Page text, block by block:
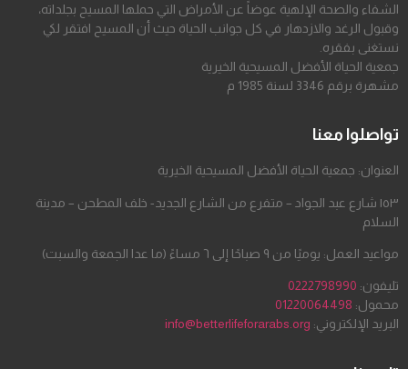
الشفاء والصحة الإلهية عوضاً عن الأمراض التي حملها المسيح بجلداته،
وقبول الرغد والازدهار في كل جوانب الحياة حيث أن المسيح افتقر لكي
نستغنى بفقره.
جمعية الحياة الأفضل المسيحية الخيرية
مشهرة برقم 3346 لسنة 1985 م
تواصلوا معنا
العنوان: جمعية الحياة الأفضل المسيحية الخيرية
١٥٣ شارع عبد الجواد – متفرع من الشارع الجديد- خلف المطحن – مدينة
السلام
مواعيد العمل: يوميًا من ٩ صباحًا إلى ٦ مساءً (ما عدا الجمعة والسبت)
تليفون: 0222798990
محمول: 01220064498
البريد الإلكتروني: info@betterlifeforarabs.org